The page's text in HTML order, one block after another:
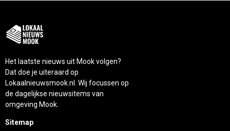
Het laatste nieuws uit Mook volgen?
Dat doe je uiteraard op
Lokaalnieuwsmook.nl. Wij focussen op
de dagelijkse nieuwsitems van
omgeving Mook.
Sitemap